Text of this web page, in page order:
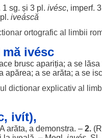
1 sg. și 3 pl. ivésc, imperf.
iveáscă
ortografic al limbii
mă ivésc
brusc apariția; a se lăsa
apărea; a se arăta; a se
dictionar explicativ al
ivít),
arăta, a demonstra. – 2.